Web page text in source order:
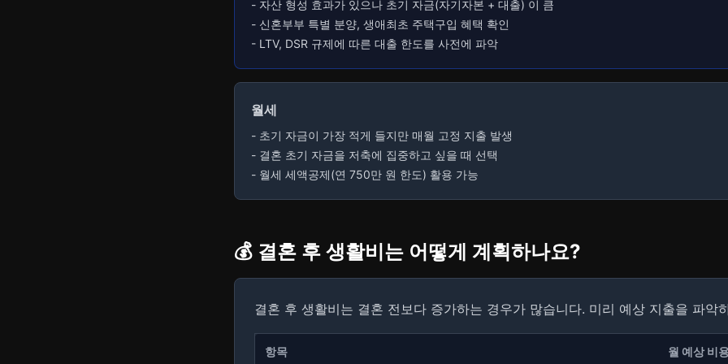
- 자산 형성 효과가 있으나 초기 자금(자기자본 + 대출) 이 큼
- 신혼부부 특별 분양, 생애최초 주택구입 혜택 확인
- LTV, DSR 규제에 따른 대출 한도를 사전에 파악
월세
- 초기 자금이 가장 적게 들지만 매월 고정 지출 발생
- 결혼 초기 자금을 저축에 집중하고 싶을 때 선택
- 월세 세액공제(연 750만 원 한도) 활용 가능
💰 결혼 후 생활비는 어떻게 계획하나요?
결혼 후 생활비는 결혼 전보다 증가하는 경우가 많습니다. 미리 예상 지출을 파악
항목 월 예상 비